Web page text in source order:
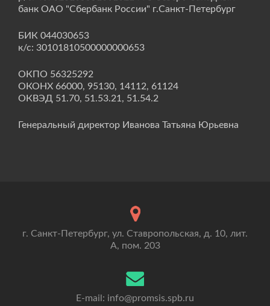
банк ОАО "Сбербанк России" г.Санкт-Петербург
БИК 044030653
к/с: 30101810500000000653
ОКПО 56325292
ОКОНХ 66000, 95130, 14112, 61124
ОКВЭД 51.70, 51.53.21, 51.54.2
Генеральный директор Иванова Татьяна Юрьевна
г. Санкт-Петербург, ул. Ставропольская, д. 10, лит.
А, пом. 203
E-mail: info@promsis.spb.ru